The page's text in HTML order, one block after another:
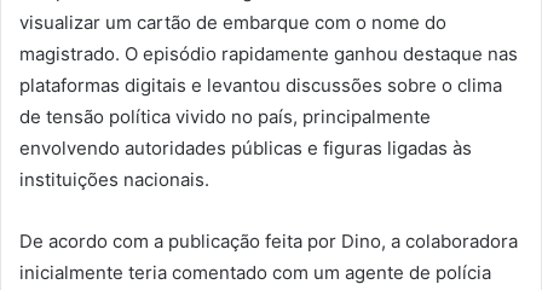
visualizar um cartão de embarque com o nome do
magistrado. O episódio rapidamente ganhou destaque nas
plataformas digitais e levantou discussões sobre o clima
de tensão política vivido no país, principalmente
envolvendo autoridades públicas e figuras ligadas às
instituições nacionais.
De acordo com a publicação feita por Dino, a colaboradora
inicialmente teria comentado com um agente de polícia